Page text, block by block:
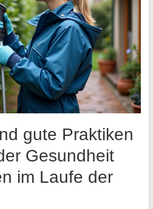
gute Praktiken
Gesundheit
im Laufe der